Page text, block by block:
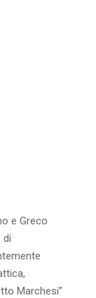
e Greco
di
Marchesi”